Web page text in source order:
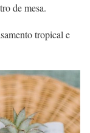
de mesa.
tropical e